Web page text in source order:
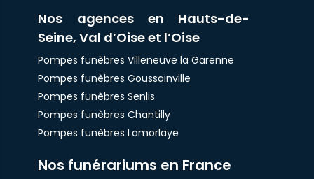
Nos agences en Hauts-de-
Seine, Val d’Oise et l’Oise
Pompes funèbres Villeneuve la Garenne
Pompes funèbres Goussainville
Pompes funèbres Senlis
Pompes funèbres Chantilly
Pompes funèbres Lamorlaye
Nos funérariums en France